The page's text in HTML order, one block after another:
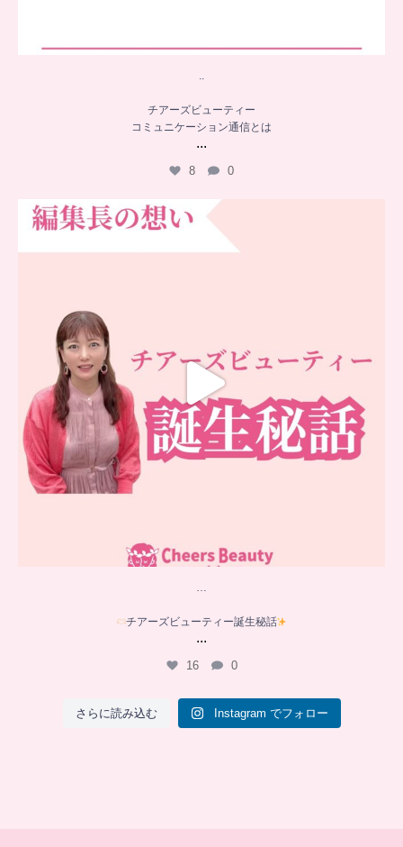
..
チアーズビューティー
コミュニケーション通信とは
...
8 0
チアーズビューティー誕生秘話
…
チアーズビューティー誕生秘話
...
16 0
さらに読み込む Instagram でフォロー